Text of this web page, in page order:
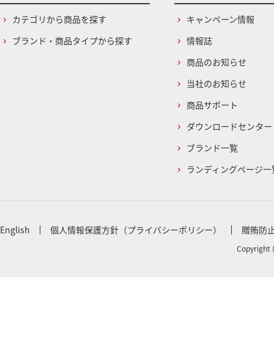
カテゴリから商品を探す
ブランド・商品タイプから探す
キャンペーン情報
情報誌
商品のお知らせ
当社のお知らせ
商品サポート
ダウンロードセンター
ブランド一覧
ランディングページ一
English 個人情報保護方針（プライバシーポリシー） 贈賄防
Copyright